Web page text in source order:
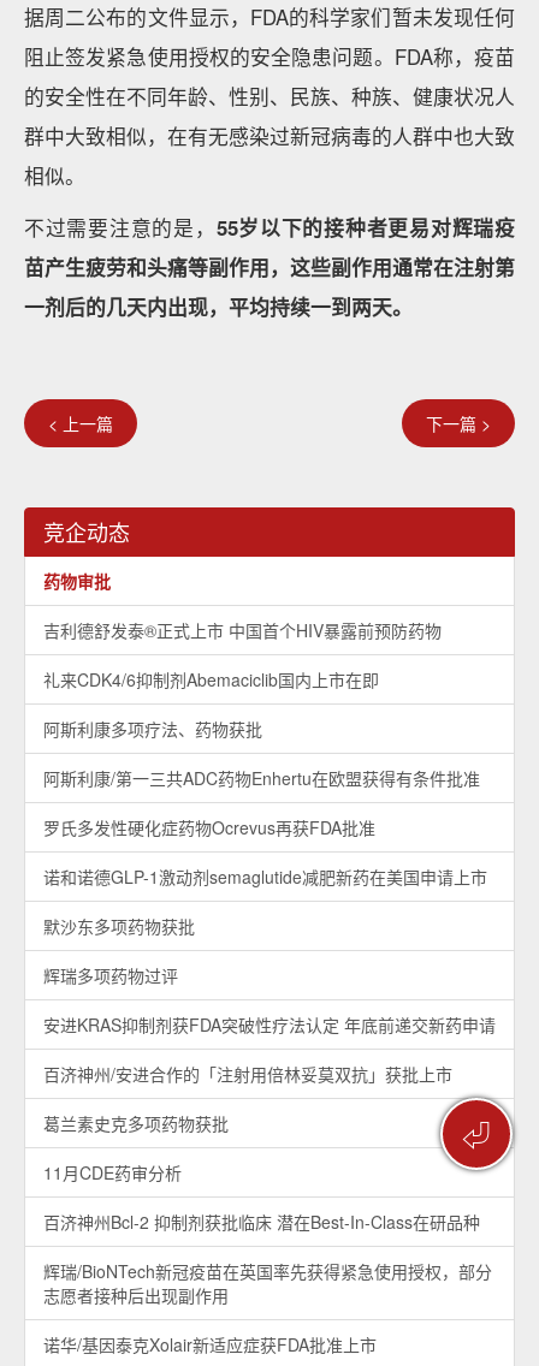
⏎
据周二公布的文件显示，FDA的科学家们暂未发现任何
阻止签发紧急使用授权的安全隐患问题。FDA称，疫苗
的安全性在不同年龄、性别、民族、种族、健康状况人
群中大致相似，在有无感染过新冠病毒的人群中也大致
相似。
不过需要注意的是， 55岁以下的接种者更易对辉瑞疫
苗产生疲劳和头痛等副作用，这些副作用通常在注射第
一剂后的几天内出现，平均持续一到两天。
< 上一篇 下一篇 >
竞企动态
药物审批
吉利德舒发泰®正式上市 中国首个HIV暴露前预防药物
礼来CDK4/6抑制剂Abemaciclib国内上市在即
阿斯利康多项疗法、药物获批
阿斯利康/第一三共ADC药物Enhertu在欧盟获得有条件批准
罗氏多发性硬化症药物Ocrevus再获FDA批准
诺和诺德GLP-1激动剂semaglutide减肥新药在美国申请上市
默沙东多项药物获批
辉瑞多项药物过评
安进KRAS抑制剂获FDA突破性疗法认定 年底前递交新药申请
百济神州/安进合作的「注射用倍林妥莫双抗」获批上市
葛兰素史克多项药物获批
11月CDE药审分析
百济神州Bcl-2 抑制剂获批临床 潜在Best-In-Class在研品种
辉瑞/BioNTech新冠疫苗在英国率先获得紧急使用授权，部分
志愿者接种后出现副作用
诺华/基因泰克Xolair新适应症获FDA批准上市